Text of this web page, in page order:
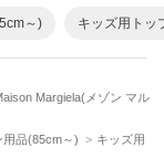
～) キッズ用トッ
Margiela(メゾン マル
品(85cm～) キッズ用ト